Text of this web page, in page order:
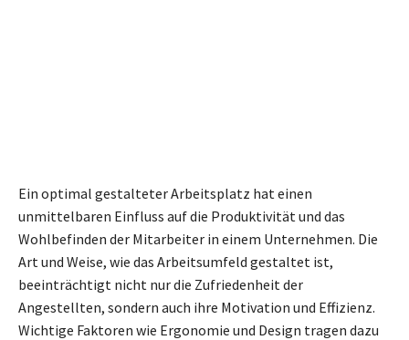
Ein optimal gestalteter Arbeitsplatz hat einen
unmittelbaren Einfluss auf die Produktivität und das
Wohlbefinden der Mitarbeiter in einem Unternehmen. Die
Art und Weise, wie das Arbeitsumfeld gestaltet ist,
beeinträchtigt nicht nur die Zufriedenheit der
Angestellten, sondern auch ihre Motivation und Effizienz.
Wichtige Faktoren wie Ergonomie und Design tragen dazu